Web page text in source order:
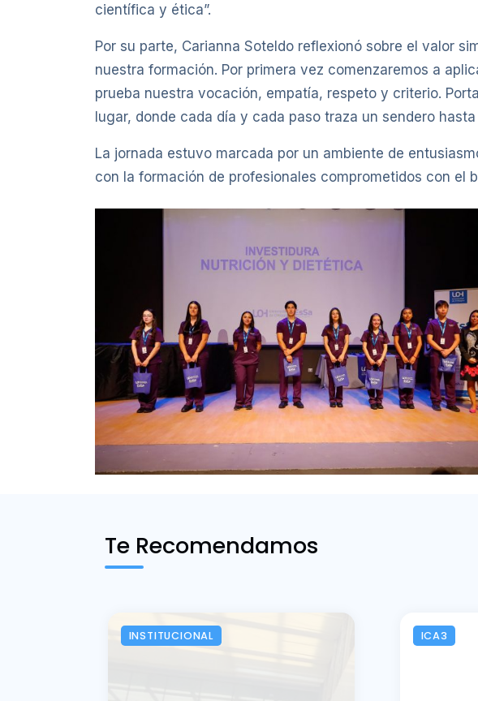
científica y ética”.
Por su parte, Carianna Soteldo reflexionó sobre el valor
nuestra formación. Por primera vez comenzaremos a
prueba nuestra vocación, empatía, respeto y criterio.
lugar, donde cada día y cada paso traza un sendero
La jornada estuvo marcada por un ambiente de
con la formación de profesionales comprometidos con el
Te Recomendamos
INSTITUCIONAL ICA3